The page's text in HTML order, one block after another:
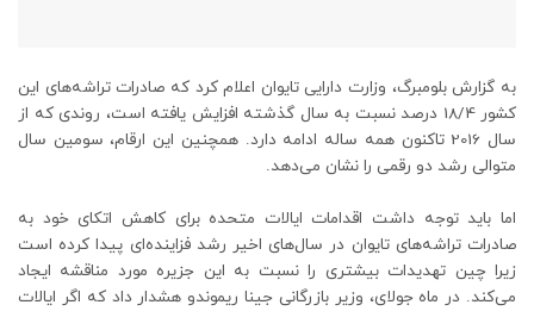
به گزارش بلومبرگ، وزارت دارایی تایوان اعلام کرد که صادرات تراشه‌های این
کشور 18/4 درصد نسبت به سال گذشته افزایش یافته است، روندی که از
سال 2016 تاکنون همه ساله ادامه دارد. همچنین این ارقام، سومین سال
متوالی رشد دو رقمی را نشان می‌دهد.
اما باید توجه داشت اقدامات ایالات متحده برای کاهش اتکای خود به
صادرات تراشه‌های تایوان در سال‌های اخیر رشد فزاینده‌ای پیدا کرده است
زیرا چین تهدیدات بیشتری را نسبت به این جزیره مورد مناقشه ایجاد
می‌کند. در ماه جولای، وزیر بازرگانی جینا ریموندو هشدار داد که اگر ایالات